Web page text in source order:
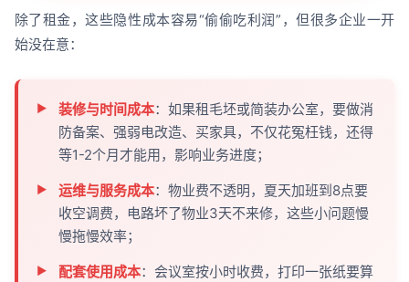
除了租金，这些隐性成本容易“偷偷吃利润”，但很多企业一开
始没在意：
装修与时间成本：如果租毛坯或简装办公室，要做消
防备案、强弱电改造、买家具，不仅花冤枉钱，还得
等1-2个月才能用，影响业务进度；
运维与服务成本：物业费不透明，夏天加班到8点要
收空调费，电路坏了物业3天不来修，这些小问题慢
慢拖慢效率；
配套使用成本：会议室按小时收费，打印一张纸要算